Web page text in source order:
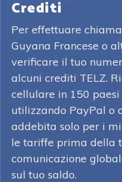
Crediti
Per effettuare
Guyana Francese o
verificare il tuo
alcuni crediti TELZ.
cellulare in 150
utilizzando PayPal o
addebita solo per i
le tariffe prima della
comunicazione
sul tuo saldo.